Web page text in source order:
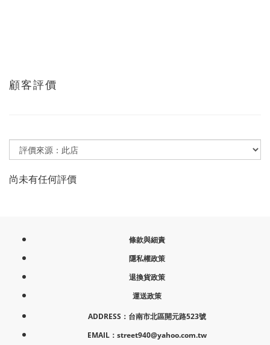
顧客評價
尚未有任何評價
條款與細責
隱私權政策
退換貨政策
運送政策
ADDRESS：台南市北區開元路523號
EMAIL：street940@yahoo.com.tw